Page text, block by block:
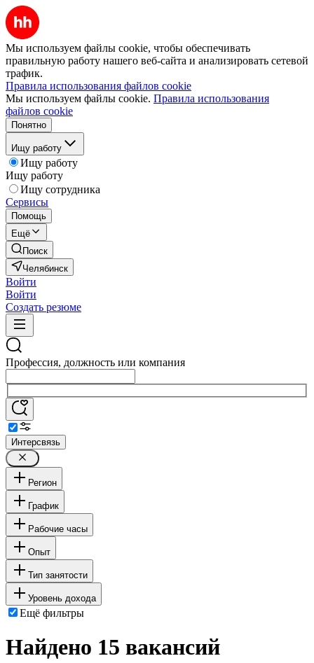
Мы используем файлы cookie, чтобы обеспечивать
правильную работу нашего веб-сайта и анализировать сетевой
трафик.
Правила использования файлов cookie
Мы используем файлы cookie. Правила использования
файлов cookie
Понятно
Ищу работу
Ищу работу
Ищу работу
Ищу сотрудника
Сервисы
Помощь
Ещё
Поиск
Челябинск
Войти
Войти
Создать резюме
Профессия, должность или компания
Интерсвязь
Регион
График
Рабочие часы
Опыт
Тип занятости
Уровень дохода
Ещё фильтры
Найдено 15 вакансий